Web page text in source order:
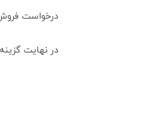
درخواست
در نهایت